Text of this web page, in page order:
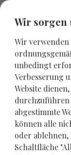
Wir sorgen
Wir verwenden
unbedingt
Verbesserung
Website
abgestimmte
können alle
oder
Schaltfläche